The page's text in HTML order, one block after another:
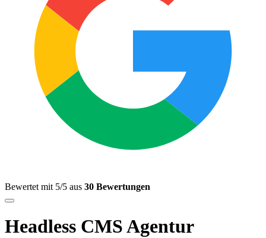
Bewertet mit 5/5 aus 30 Bewertungen
Headless CMS Agentur